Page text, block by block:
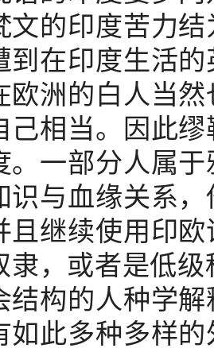
文的印度苦力
到在印度生活
欧洲的白人当
己相当。因此
。一部分人属
识与血缘关系
且继续使用印
隶，或者是低
结构的人种学
如此多种多样